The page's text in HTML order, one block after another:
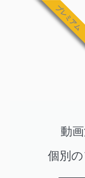
動
個別
プレミアム